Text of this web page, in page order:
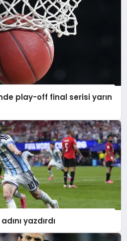
play-off final serisi yarın
yazdırdı